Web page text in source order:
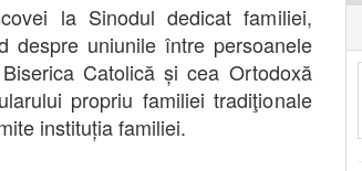
la Sinodul dedicat familiei,
despre uniunile între persoanele
Catolică și cea Ortodoxă
propriu familiei tradiţionale
instituția familiei.